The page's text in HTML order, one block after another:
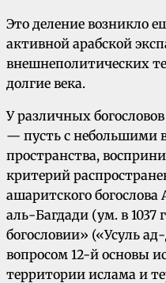
Это деление возникло
активной арабской
внешнеполитических
долгие века.
У различных
— пусть с небольшими
пространства,
критерий
ашаритского
аль-Багдади (ум. в 1037
богословии» («Усуль
вопросом 12-й основы
территории ислама и